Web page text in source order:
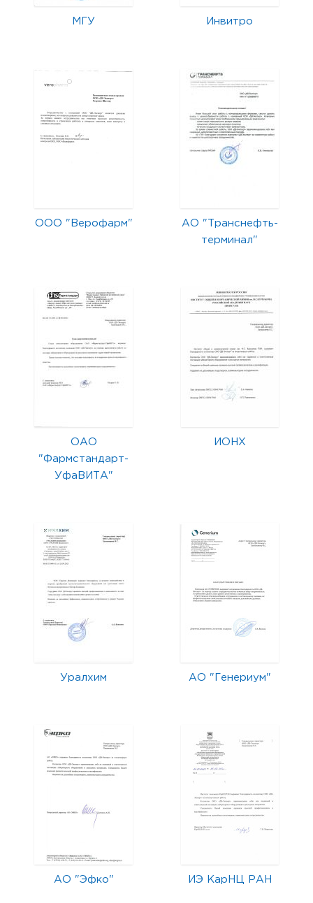
МГУ Инвитро
ООО "Верофарм"
АО "Транснефть-
терминал"
ОАО
"Фармстандарт-
УфаВИТА"
ИОНХ
Уралхим АО "Генериум"
АО "Эфко" ИЭ КарНЦ РАН